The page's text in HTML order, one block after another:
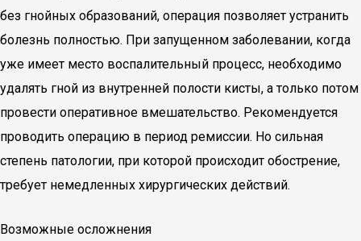
без гнойных образований, операция позволяет устранить
болезнь полностью. При запущенном заболевании, когда
уже имеет место воспалительный процесс, необходимо
удалять гной из внутренней полости кисты, а только потом
провести оперативное вмешательство. Рекомендуется
проводить операцию в период ремиссии. Но сильная
степень патологии, при которой происходит обострение,
требует немедленных хирургических действий.
Возможные осложнения